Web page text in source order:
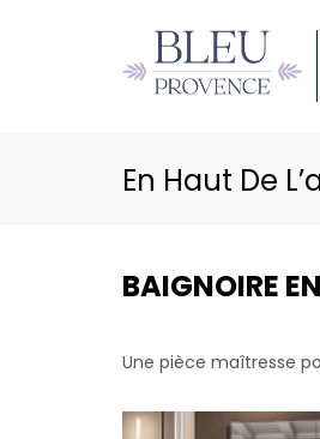
En Haut De
BAIGNOIRE
Une pièce maîtresse